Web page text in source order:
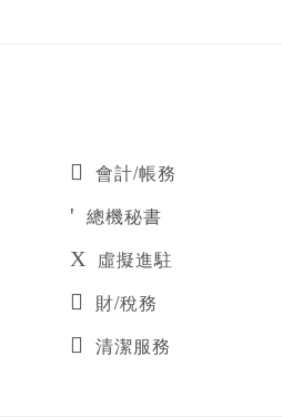
會計/帳務
總機秘書
虛擬進駐
財/稅務
清潔服務